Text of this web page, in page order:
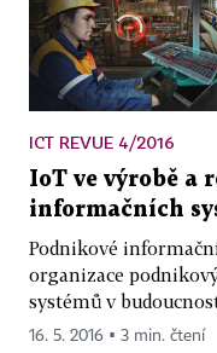
ICT REVUE 4/2016
IoT ve výrobě a
informačních
Podnikové
organizace
systémů v
16. 5. 2016 ▪ 3 min. čtení